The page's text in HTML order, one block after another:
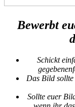
Bewerbt
Schickt
Das Bild sollte
Sollte euer